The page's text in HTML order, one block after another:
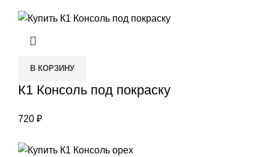
В КОРЗИНУ
К1 Консоль под покраску
720 ₽